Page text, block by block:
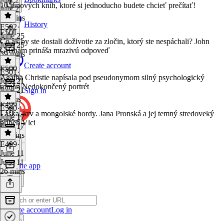
History
Create account
Sign in
Get the app
Create accountLog in
July 2
28 mins
10 júnových kníh, ktoré si jednoducho budete chcieť prečítať!
E502·
June 25
June 25
39 mins
E501
Čo ak by ste dostali doživotie za zločin, ktorý ste nespáchali? John
Grisham prináša mrazivú odpoveď
E501·
June 21
June 21
5 mins
E500
Agatha Christie napísala pod pseudonymom silný psychologický
román Nedokončený portrét
E500·
June 17
June 17
11 mins
E499
Láska, krv a mongolské hordy. Jana Pronská a jej temný stredoveký
príbeh Vlci
E499·
June 11
June 11
26 mins